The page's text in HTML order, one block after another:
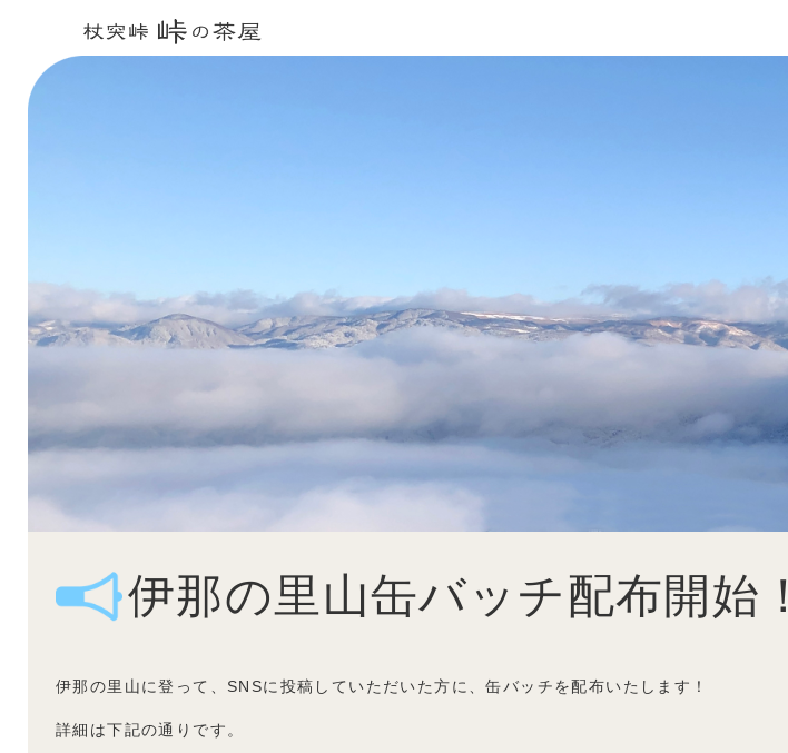
伊那の里山缶バッチ配布開始！
伊那の里山に登って、SNSに投稿していただいた方に、缶バッチを配布いたします！
詳細は下記の通りです。